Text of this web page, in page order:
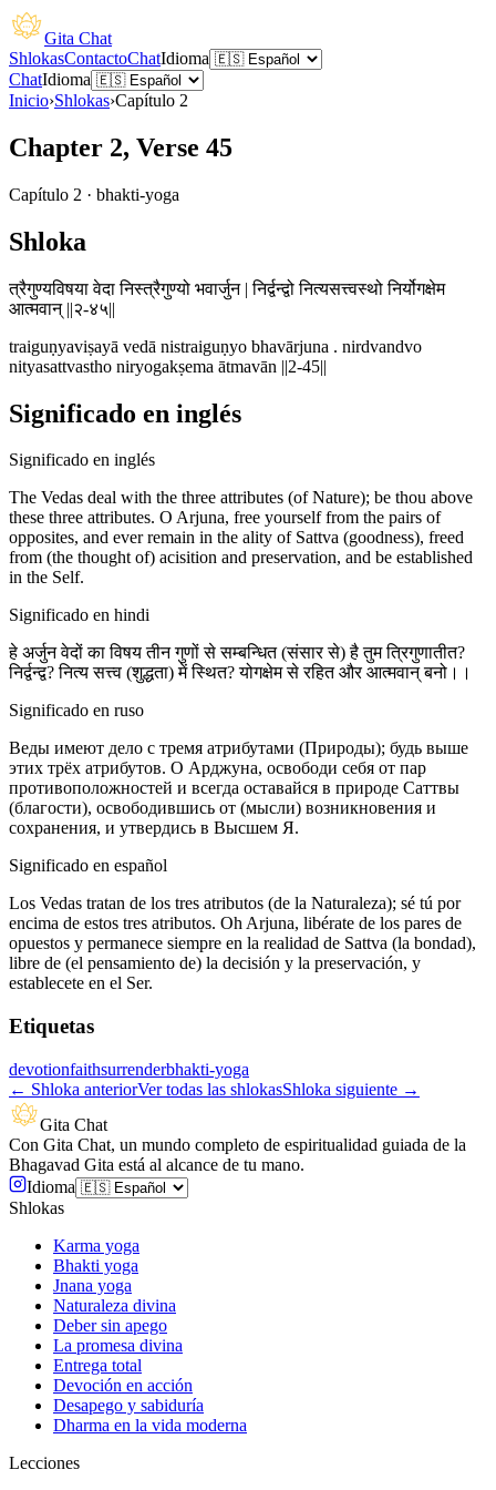
Gita Chat
ShlokasContactoChatIdioma
ChatIdioma
Inicio›Shlokas›Capítulo 2
Chapter 2, Verse 45
Capítulo 2 · bhakti-yoga
Shloka
त्रैगुण्यविषया वेदा निस्त्रैगुण्यो भवार्जुन | निर्द्वन्द्वो नित्यसत्त्वस्थो निर्योगक्षेम
आत्मवान् ||२-४५||
traiguṇyaviṣayā vedā nistraiguṇyo bhavārjuna . nirdvandvo
nityasattvastho niryogakṣema ātmavān ||2-45||
Significado en inglés
Significado en inglés
The Vedas deal with the three attributes (of Nature); be thou above
these three attributes. O Arjuna, free yourself from the pairs of
opposites, and ever remain in the ality of Sattva (goodness), freed
from (the thought of) acisition and preservation, and be established
in the Self.
Significado en hindi
हे अर्जुन वेदों का विषय तीन गुणों से सम्बन्धित (संसार से) है तुम त्रिगुणातीत?
निर्द्वन्द्व? नित्य सत्त्व (शुद्धता) में स्थित? योगक्षेम से रहित और आत्मवान् बनो।।
Significado en ruso
Веды имеют дело с тремя атрибутами (Природы); будь выше
этих трёх атрибутов. О Арджуна, освободи себя от пар
противоположностей и всегда оставайся в природе Саттвы
(благости), освободившись от (мысли) возникновения и
сохранения, и утвердись в Высшем Я.
Significado en español
Los Vedas tratan de los tres atributos (de la Naturaleza); sé tú por
encima de estos tres atributos. Oh Arjuna, libérate de los pares de
opuestos y permanece siempre en la realidad de Sattva (la bondad),
libre de (el pensamiento de) la decisión y la preservación, y
establecete en el Ser.
Etiquetas
devotionfaithsurrenderbhakti-yoga
← Shloka anteriorVer todas las shlokasShloka siguiente →
Gita Chat
Con Gita Chat, un mundo completo de espiritualidad guiada de la
Bhagavad Gita está al alcance de tu mano.
Idioma
Shlokas
Karma yoga
Bhakti yoga
Jnana yoga
Naturaleza divina
Deber sin apego
La promesa divina
Entrega total
Devoción en acción
Desapego y sabiduría
Dharma en la vida moderna
Lecciones